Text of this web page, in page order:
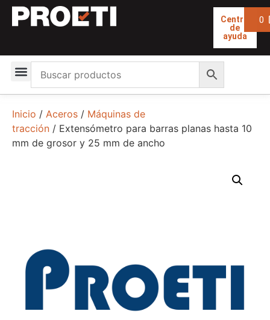
Centro
de
ayuda
0
Inicio / Aceros / Máquinas de
tracción / Extensómetro para barras planas hasta 10
mm de grosor y 25 mm de ancho